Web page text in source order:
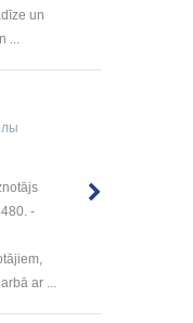
un
...
-
ar ...